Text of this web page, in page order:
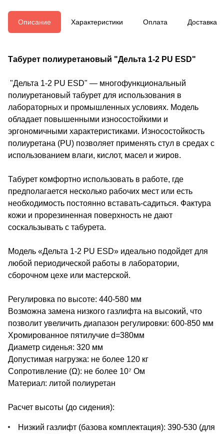
Описание Характеристики Оплата Доставка
Табурет полиуретановый "Дельта 1-2 PU ESD"
"Дельта 1-2 PU ESD" — многофункциональный
полиуретановый табурет для использования в
лабораторных и промышленных условиях. Модель
обладает повышенными износостойкими и
эргономичными характеристиками. Износостойкость
полиуретана (PU) позволяет применять стул в средах с
использованием влаги, кислот, масел и жиров.
Табурет комфортно использовать в работе, где
предполагается несколько рабочих мест или есть
необходимость постоянно вставать-садиться. Фактура
кожи и прорезиненная поверхность не дают
соскальзывать с табурета.
Модель «Дельта 1-2 PU ESD» идеально подойдет для
любой периодической работы в лаборатории,
сборочном цехе или мастерской.
Регулировка по высоте: 440-580 мм
Возможна замена низкого газлифта на высокий, что
позволит увеличить диапазон регулировки: 600-850 мм
Хромированное пятилучие d=380мм
Диаметр сиденья: 320 мм
Допустимая нагрузка: не более 120 кг
Сопротивление (Ω): не более 10⁷ Ом
Материал: литой полиуретан
Расчет высоты (до сидения):
Низкий газлифт (базова комплектация): 390-530 (для